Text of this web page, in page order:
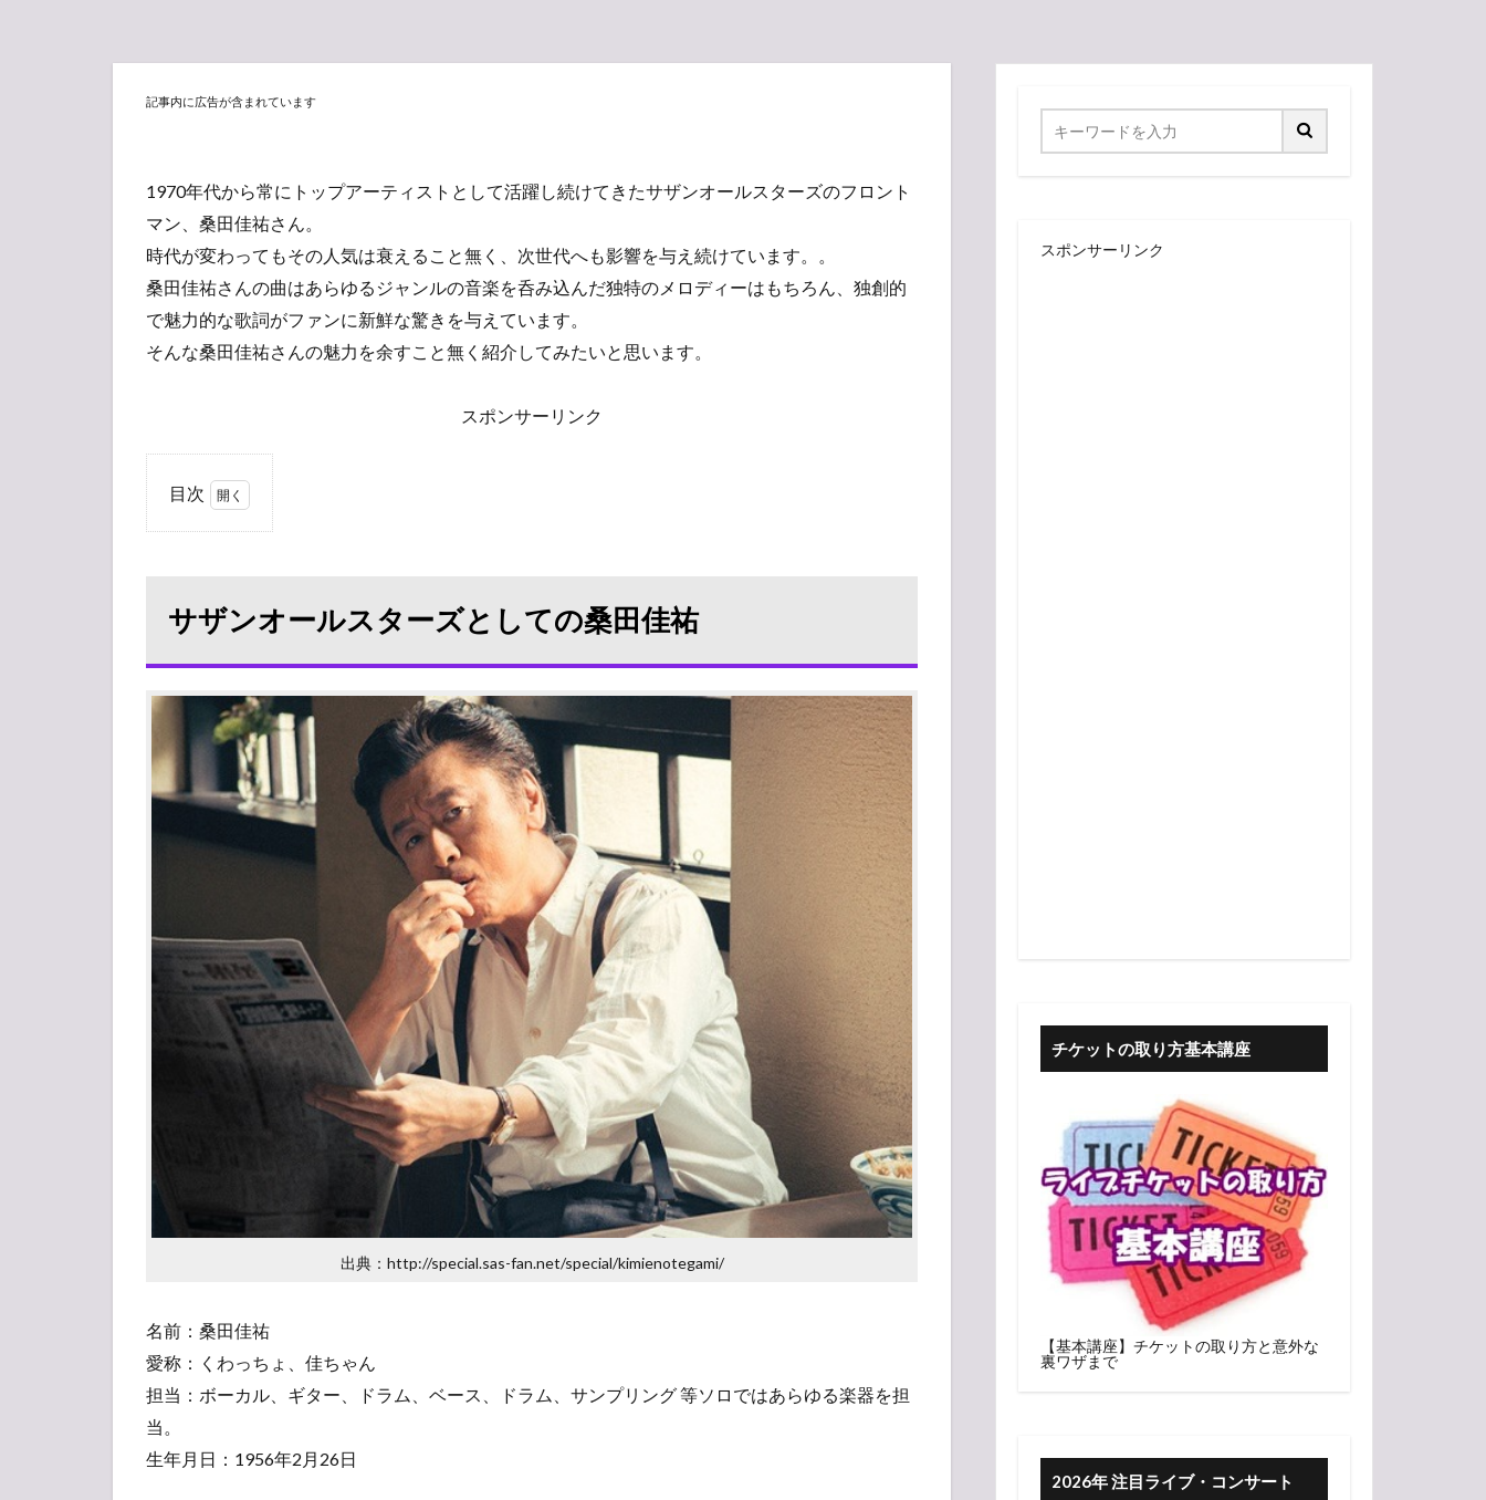
記事内に広告が含まれています
1970年代から常にトップアーティストとして活躍し続けてきたサザンオールスターズのフロント
マン、桑田佳祐さん。
時代が変わってもその人気は衰えること無く、次世代へも影響を与え続けています。。
桑田佳祐さんの曲はあらゆるジャンルの音楽を呑み込んだ独特のメロディーはもちろん、独創的
で魅力的な歌詞がファンに新鮮な驚きを与えています。
そんな桑田佳祐さんの魅力を余すこと無く紹介してみたいと思います。
スポンサーリンク
目次
オ
ル
ズ
し
祐
KUWATA
で
佳
祐
4
と
め
サザンオールスターズとしての桑田佳祐
出典：http://special.sas-fan.net/special/kimienotegami/
名前：桑田佳祐
愛称：くわっちょ、佳ちゃん
担当：ボーカル、ギター、ドラム、ベース、ドラム、サンプリング 等ソロではあらゆる楽器を担
当。
生年月日：1956年2月26日
スポンサーリンク
チケットの取り方基本講座
【基本講座】チケットの取り方と意外な
裏ワザまで
2026年 注目ライブ・コンサート